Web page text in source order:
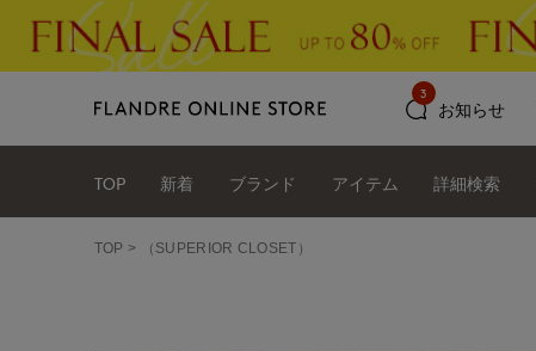
お知らせ
3
TOP 新着 ブランド アイテム 詳細検索
TOP （SUPERIOR CLOSET）